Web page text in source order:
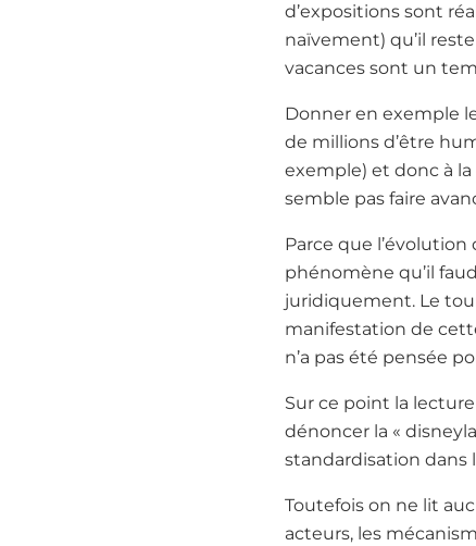
d’expositions sont
naïvement) qu’il
vacances sont un
Donner en exemple
de millions d’être
exemple) et donc à
semble pas faire
Parce que
phénomène qu’il
juridiquement. Le
manifestation de
n’a pas été pensée
Sur ce point la
dénoncer la «
standardisation
Toutefois on ne lit
acteurs, les